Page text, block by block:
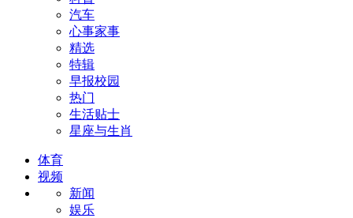
汽车
心事家事
精选
特辑
早报校园
热门
生活贴士
星座与生肖
体育
视频
新闻
娱乐